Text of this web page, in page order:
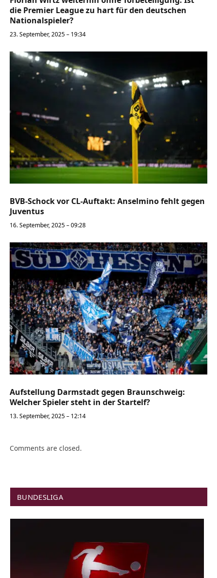
die Premier League zu hart für den deutschen
Nationalspieler?
23. September, 2025 – 19:34
BVB-Schock vor CL-Auftakt: Anselmino fehlt gegen
Juventus
16. September, 2025 – 09:28
Aufstellung Darmstadt gegen Braunschweig:
Welcher Spieler steht in der Startelf?
13. September, 2025 – 12:14
Comments are closed.
BUNDESLIGA